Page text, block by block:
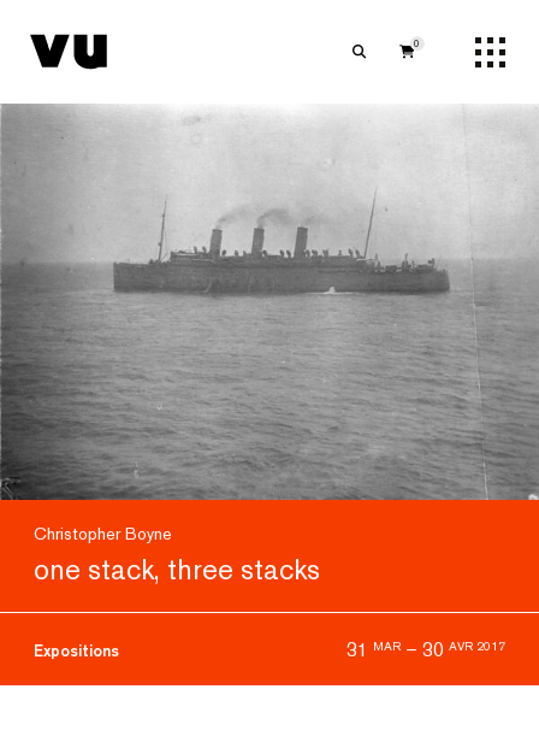
0
Christopher Boyne
one stack, three stacks
Expositions 31 MAR – 30 AVR 2017